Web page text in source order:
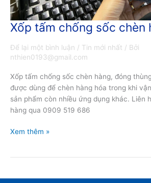
Xốp tấm chống sốc chèn
Để lại một bình luận / Tin mới nhất / Bởi
nthien0193@gmail.com
Xốp tấm chống sốc chèn hàng, đóng
được dùng để chèn hàng hóa trong khi
sản phẩm còn nhiều ứng dụng khác. Liên
hàng qua 0909 519 686
Xốp
chống
sốc
hàng
Xem thêm »